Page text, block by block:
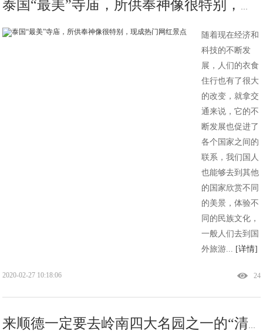
泰国“最美”寺庙，所供奉神像很特别，现成热门网红景点
随着现在经济和
科技的不断发
展，人们的衣食
住行也有了很大
的改变，就拿交
通来说，它的不
断发展也促进了
各个国家之间的
联系，我们国人
也能够去到其他
的国家欣赏不同
的美景，体验不
同的民族文化，
一般人们去到国
外旅游... [详情]
24
2020-02-27 10:18:06
来顺德一定要去岭南四大名园之一的“清晖园”走走，感受独有风韵